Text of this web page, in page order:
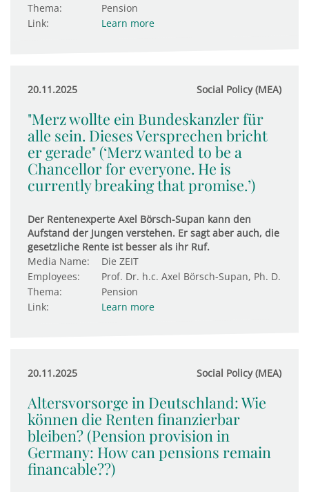
Thema:
Pension
Link:
Learn more
20.11.2025 Social Policy (MEA)
"Merz wollte ein Bundeskanzler für
alle sein. Dieses Versprechen bricht
er gerade" (‘Merz wanted to be a
Chancellor for everyone. He is
currently breaking that promise.’)
Der Rentenexperte Axel Börsch-Supan kann den
Aufstand der Jungen verstehen. Er sagt aber auch, die
gesetzliche Rente ist besser als ihr Ruf.
Media Name:
Die ZEIT
Employees:
Prof. Dr. h.c. Axel Börsch-Supan, Ph. D.
Thema:
Pension
Link:
Learn more
20.11.2025 Social Policy (MEA)
Altersvorsorge in Deutschland: Wie
können die Renten finanzierbar
bleiben? (Pension provision in
Germany: How can pensions remain
financable??)